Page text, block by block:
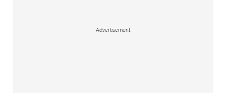
Advertisement